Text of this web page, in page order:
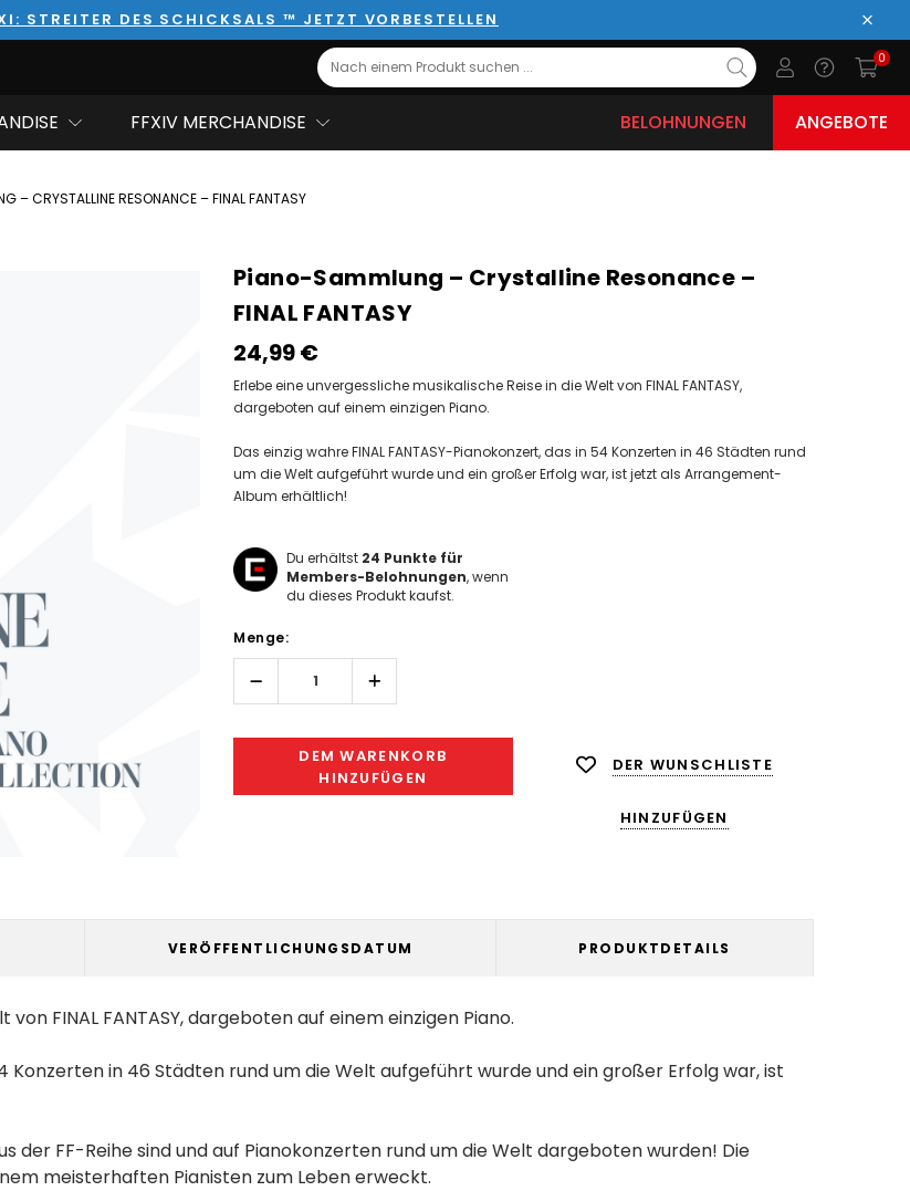
STREITER DES SCHICKSALS ™ JETZT VORBESTELLEN
Search
0
FFXIV MERCHANDISE BELOHNUNGEN ANGEBOTE
– CRYSTALLINE RESONANCE – FINAL FANTASY
Piano-Sammlung – Crystalline Resonance –
FINAL FANTASY
24,99‎ ‎€
Erlebe eine unvergessliche musikalische Reise in die Welt von FINAL FANTASY,
dargeboten auf einem einzigen Piano.
Das einzig wahre FINAL FANTASY-Pianokonzert, das in 54 Konzerten in 46 Städten rund
um die Welt aufgeführt wurde und ein großer Erfolg war, ist jetzt als Arrangement-
Album erhältlich!
Du erhältst 24 Punkte für
Members-Belohnungen, wenn
du dieses Produkt kaufst.
Only
left
Menge:
Menge
erhöhen:
Menge
verringern:
DEM WARENKORB
HINZUFÜGEN
DER WUNSCHLISTE
HINZUFÜGEN
VERÖFFENTLICHUNGSDATUM PRODUKTDETAILS
FINAL FANTASY, dargeboten auf einem einzigen Piano.
Konzerten in 46 Städten rund um die Welt aufgeführt wurde und ein großer Erfolg war, ist
der FF-Reihe sind und auf Pianokonzerten rund um die Welt dargeboten wurden! Die
meisterhaften Pianisten zum Leben erweckt.